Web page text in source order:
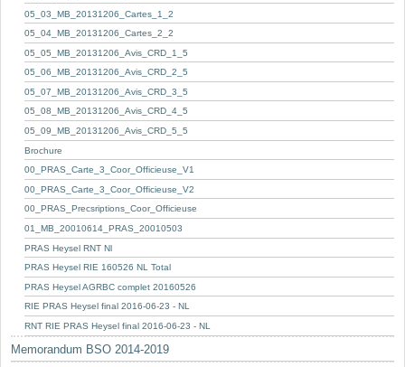
05_03_MB_20131206_Cartes_1_2
05_04_MB_20131206_Cartes_2_2
05_05_MB_20131206_Avis_CRD_1_5
05_06_MB_20131206_Avis_CRD_2_5
05_07_MB_20131206_Avis_CRD_3_5
05_08_MB_20131206_Avis_CRD_4_5
05_09_MB_20131206_Avis_CRD_5_5
Brochure
00_PRAS_Carte_3_Coor_Officieuse_V1
00_PRAS_Carte_3_Coor_Officieuse_V2
00_PRAS_Precsriptions_Coor_Officieuse
01_MB_20010614_PRAS_20010503
PRAS Heysel RNT Nl
PRAS Heysel RIE 160526 NL Total
PRAS Heysel AGRBC complet 20160526
RIE PRAS Heysel final 2016-06-23 - NL
RNT RIE PRAS Heysel final 2016-06-23 - NL
Memorandum BSO 2014-2019